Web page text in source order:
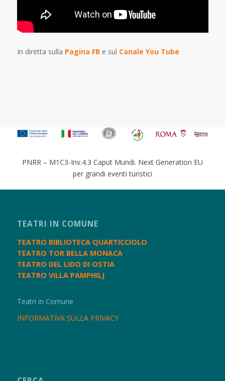
In diretta sulla Pagina FB e sul Canale You Tube
PNRR – M1C3-Inv.4.3 Caput Mundi. Next Generation EU
per grandi eventi turistici
TEATRI IN COMUNE
TEATRO BIBLIOTECA QUARTICCIOLO
TEATRO TOR BELLA MONACA
TEATRO DEL LIDO DI OSTIA
TEATRO VILLA PAMPHILJ
Teatri in Comune
INFORMATIVA SULLA PRIVACY